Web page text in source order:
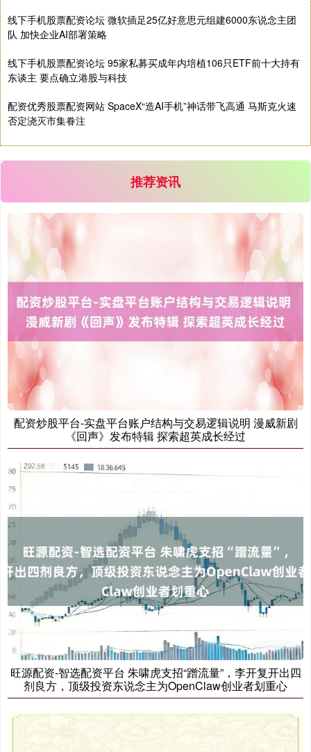
国债指数 229.69
期指IC0 +2.13%
14311.01
沪深300 4694.44 +43.13 +0.93%
线下手机股票配资论坛 微软插足25亿好意思元组建6000东说念主团
队 加快企业AI部署策略
线下手机股票配资论坛 95家私募买成年内培植106只ETF前十大持有
东谈主 要点确立港股与科技
配资优秀股票配资网站 SpaceX“造AI手机”神话带飞高通 马斯克火速
否定浇灭市集眷注
推荐资讯
配资炒股平台-实盘平台账户结构与交易逻辑说明 漫威新剧
《回声》发布特辑 探索超英成长经过
旺源配资-智选配资平台 朱啸虎支招“蹭流量”，李开复开出四
剂良方，顶级投资东说念主为OpenClaw创业者划重心